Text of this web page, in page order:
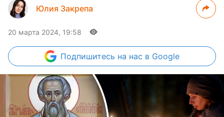
Юлия Закрепа
20 марта 2024, 19:58
Подпишитесь на нас в Google